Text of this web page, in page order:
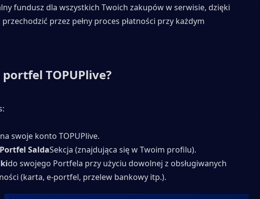
fundusz dla wszystkich Twoich zakupów w serwisie, dzięki
przez pełny proces płatności przy każdym
portfel TOPUPlive?
swoje konto TOPUPlive.
Portfel SaldaSekcja (znajdująca się w Twoim profilu).
do swojego Portfela przy użyciu dowolnej z obsługiwanych
(karta, e-portfel, przelew bankowy itp.).